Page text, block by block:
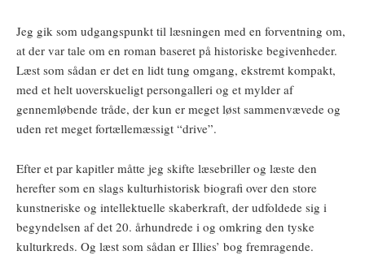
Jeg gik som udgangspunkt til læsningen med en forventning om,
at der var tale om en roman baseret på historiske begivenheder.
Læst som sådan er det en lidt tung omgang, ekstremt kompakt,
med et helt uoverskueligt persongalleri og et mylder af
gennemløbende tråde, der kun er meget løst sammenvævede og
uden ret meget fortællemæssigt “drive”.
Efter et par kapitler måtte jeg skifte læsebriller og læste den
herefter som en slags kulturhistorisk biografi over den store
kunstneriske og intellektuelle skaberkraft, der udfoldede sig i
begyndelsen af det 20. århundrede i og omkring den tyske
kulturkreds. Og læst som sådan er Illies’ bog fremragende.